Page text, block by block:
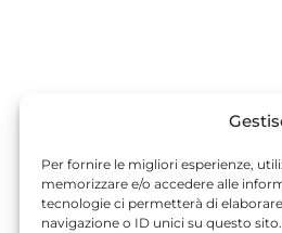
Per fornire le migliori esperienze,
memorizzare e/o accedere alle
tecnologie ci permetterà di
navigazione o ID unici su questo